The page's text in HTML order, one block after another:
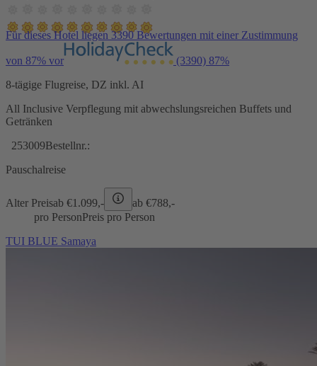
Für dieses Hotel liegen 3390 Bewertungen mit einer Zustimmung
von 87% vor (3390) 87%
8-tägige Flugreise, DZ inkl. AI
All Inclusive Verpflegung mit abwechslungsreichen Buffets und
Getränken
253009Bestellnr.:
Pauschalreise
Alter Preisab €1.099,- ab €788,-
pro PersonPreis pro Person
TUI BLUE Samaya